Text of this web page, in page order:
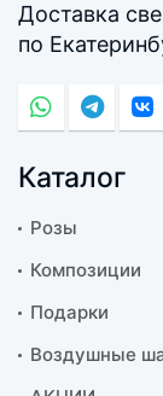
Доставка
по
Каталог
Розы
Композиции
Подарки
Воздушные